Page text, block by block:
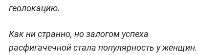
геолокацию.
Как ни странно, но залогом успеха
расфигачечной стала популярность у женщин.